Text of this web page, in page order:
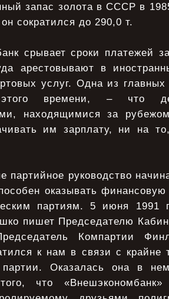
запас золота в СССР в
сократился до 290,0 т.
срывает сроки платежей
арестовывают в
услуг. Одна из
этого времени, – что
находящимися за
им зарплату, ни на
партийное руководство
оказывать
партиям. 5 июня 1991
пишет Председателю
Компартии
к нам в связи с
партии. Оказалась она в
что